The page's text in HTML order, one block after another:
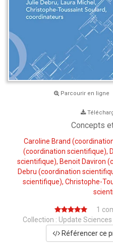
Parcourir en ligne
Concepts
Caroline Brand
(coordination scientifique),
scientifique), Benoit Daviron
Debru (coordination
scientifique), Christophe-
1
Collection : Update
Référencer ce